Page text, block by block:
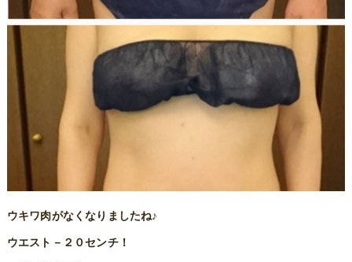
ウキワ肉がなくなりましたね♪
ウエスト－２０センチ！